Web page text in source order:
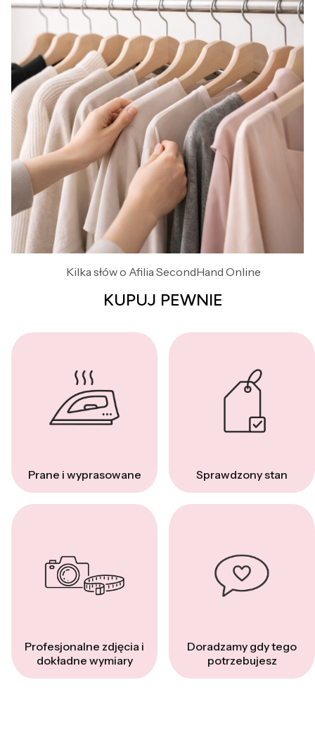
Kilka słów o Afilia SecondHand Online
KUPUJ PEWNIE
Prane i wyprasowane Sprawdzony stan
Profesjonalne zdjęcia i
dokładne wymiary
Doradzamy gdy tego
potrzebujesz